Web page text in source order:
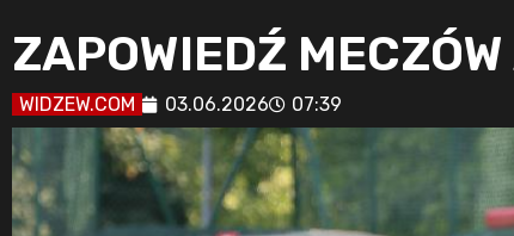
ZAPOWIEDŹ
WIDZEW.COM 03.06.2026 07:39